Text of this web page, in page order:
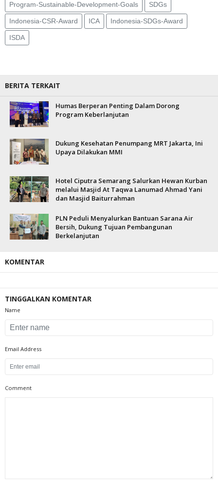
Program-Sustainable-Development-Goals SDGs
Indonesia-CSR-Award ICA Indonesia-SDGs-Award
ISDA
BERITA TERKAIT
Humas Berperan Penting Dalam Dorong
Program Keberlanjutan
Dukung Kesehatan Penumpang MRT Jakarta, Ini
Upaya Dilakukan MMI
Hotel Ciputra Semarang Salurkan Hewan Kurban
melalui Masjid At Taqwa Lanumad Ahmad Yani
dan Masjid Baiturrahman
PLN Peduli Menyalurkan Bantuan Sarana Air
Bersih, Dukung Tujuan Pembangunan
Berkelanjutan
KOMENTAR
TINGGALKAN KOMENTAR
Name
Email Address
Comment